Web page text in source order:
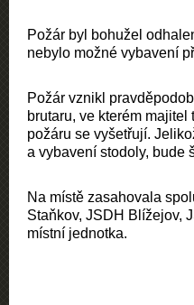
Požár byl bohužel
nebylo možné vybavení
Požár vznikl
brutaru, ve kterém
požáru se vyšetřují.
a vybavení stodoly, bude
Na místě zasahovala
Staňkov, JSDH Blížejov,
místní jednotka.